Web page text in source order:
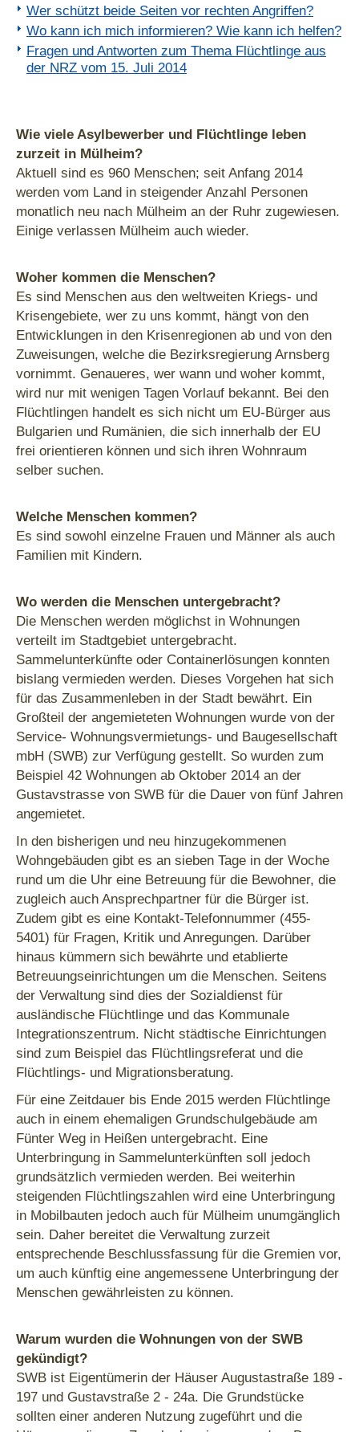
Wer schützt beide Seiten vor rechten Angriffen?
Wo kann ich mich informieren? Wie kann ich helfen?
Fragen und Antworten zum Thema Flüchtlinge aus
der NRZ vom 15. Juli 2014
Wie viele Asylbewerber und Flüchtlinge leben
zurzeit in Mülheim?
Aktuell sind es 960 Menschen; seit Anfang 2014
werden vom Land in steigender Anzahl Personen
monatlich neu nach Mülheim an der Ruhr zugewiesen.
Einige verlassen Mülheim auch wieder.
Woher kommen die Menschen?
Es sind Menschen aus den weltweiten Kriegs- und
Krisengebiete, wer zu uns kommt, hängt von den
Entwicklungen in den Krisenregionen ab und von den
Zuweisungen, welche die Bezirksregierung Arnsberg
vornimmt. Genaueres, wer wann und woher kommt,
wird nur mit wenigen Tagen Vorlauf bekannt. Bei den
Flüchtlingen handelt es sich nicht um EU-Bürger aus
Bulgarien und Rumänien, die sich innerhalb der EU
frei orientieren können und sich ihren Wohnraum
selber suchen.
Welche Menschen kommen?
Es sind sowohl einzelne Frauen und Männer als auch
Familien mit Kindern.
Wo werden die Menschen untergebracht?
Die Menschen werden möglichst in Wohnungen
verteilt im Stadtgebiet untergebracht.
Sammelunterkünfte oder Containerlösungen konnten
bislang vermieden werden. Dieses Vorgehen hat sich
für das Zusammenleben in der Stadt bewährt. Ein
Großteil der angemieteten Wohnungen wurde von der
Service- Wohnungsvermietungs- und Baugesellschaft
mbH (SWB) zur Verfügung gestellt. So wurden zum
Beispiel 42 Wohnungen ab Oktober 2014 an der
Gustavstrasse von SWB für die Dauer von fünf Jahren
angemietet.
In den bisherigen und neu hinzugekommenen
Wohngebäuden gibt es an sieben Tage in der Woche
rund um die Uhr eine Betreuung für die Bewohner, die
zugleich auch Ansprechpartner für die Bürger ist.
Zudem gibt es eine Kontakt-Telefonnummer (455-
5401) für Fragen, Kritik und Anregungen. Darüber
hinaus kümmern sich bewährte und etablierte
Betreuungseinrichtungen um die Menschen. Seitens
der Verwaltung sind dies der Sozialdienst für
ausländische Flüchtlinge und das Kommunale
Integrationszentrum. Nicht städtische Einrichtungen
sind zum Beispiel das Flüchtlingsreferat und die
Flüchtlings- und Migrationsberatung.
Für eine Zeitdauer bis Ende 2015 werden Flüchtlinge
auch in einem ehemaligen Grundschulgebäude am
Fünter Weg in Heißen untergebracht. Eine
Unterbringung in Sammelunterkünften soll jedoch
grundsätzlich vermieden werden. Bei weiterhin
steigenden Flüchtlingszahlen wird eine Unterbringung
in Mobilbauten jedoch auch für Mülheim unumgänglich
sein. Daher bereitet die Verwaltung zurzeit
entsprechende Beschlussfassung für die Gremien vor,
um auch künftig eine angemessene Unterbringung der
Menschen gewährleisten zu können.
Warum wurden die Wohnungen von der SWB
gekündigt?
SWB ist Eigentümerin der Häuser Augustastraße 189 -
197 und Gustavstraße 2 - 24a. Die Grundstücke
sollten einer anderen Nutzung zugeführt und die